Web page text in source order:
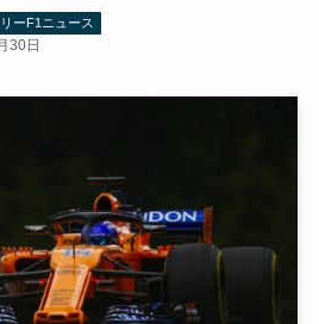
ーF1ニュース
30日